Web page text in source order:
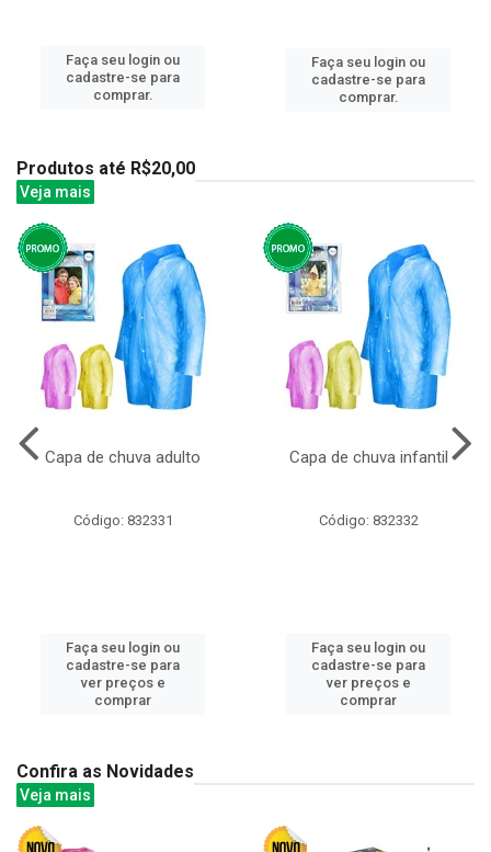
Faça seu login ou
cadastre-se para
comprar.
Faça seu login ou
cadastre-se para
comprar.
Produtos até R$20,00
Veja mais
Capa de chuva adulto
Código: 832331
Faça seu login ou
cadastre-se para
ver preços e
comprar
Capa de chuva infantil
Código: 832332
Faça seu login ou
cadastre-se para
ver preços e
comprar
Confira as Novidades
Veja mais